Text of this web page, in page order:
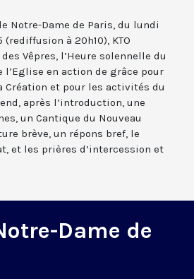
Notre-Dame de Paris, du lundi
(rediffusion à 20h10), KTO
Vêpres, l’Heure solennelle du
l’Eglise en action de grâce pour
Création et pour les activités du
après l’introduction, une
un Cantique du Nouveau
brève, un répons bref, le
et les prières d’intercession et
Dame de